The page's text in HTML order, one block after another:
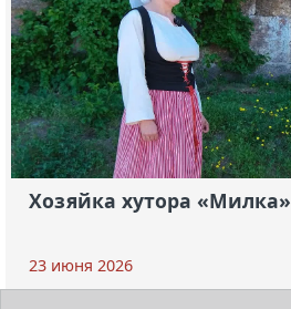
Хозяйка хутора «Милка»
23 июня 2026